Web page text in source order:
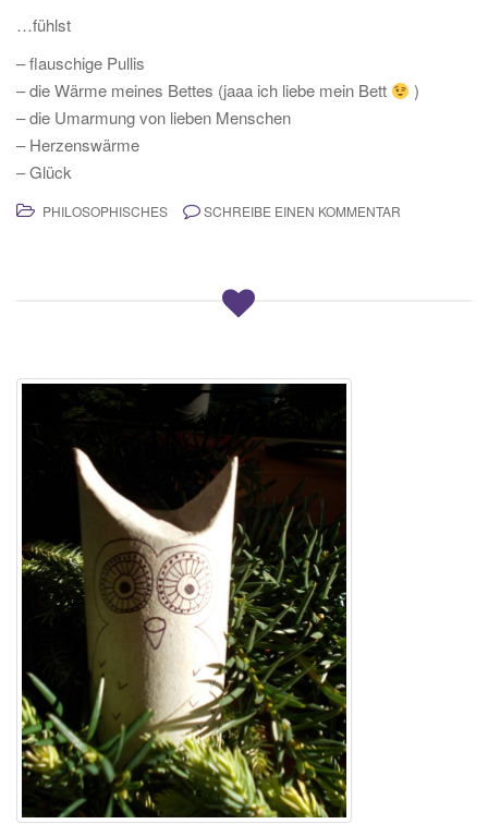
…fühlst
– flauschige Pullis
– die Wärme meines Bettes (jaaa ich liebe mein Bett
)
– die Umarmung von lieben Menschen
– Herzenswärme
– Glück
PHILOSOPHISCHES SCHREIBE EINEN KOMMENTAR